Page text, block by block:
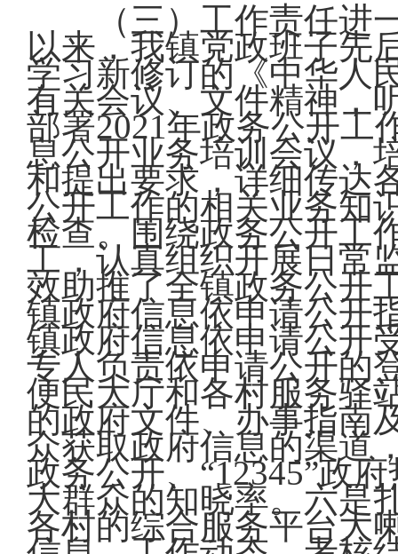
（三）工作责任
以来，我镇党政班子先
学习新修订的《中华人
有关会议、文件精神，
部署2021年政务公开工
息公开业务培训会议，
和提出要求，详细传达
公开工作的相关业务知
检查。围绕政务公开工
工，认真组织开展日常
效助推了全镇政务公开
镇政府信息依申请公开
镇政府信息依申请公开
专人负责依申请公开的
便民大厅和各村服务驿
的政府文件、办事指南
众获取政府信息的渠道
政务公开、“12345”政
大群众的知晓率。六是
各村的综合服务平台大